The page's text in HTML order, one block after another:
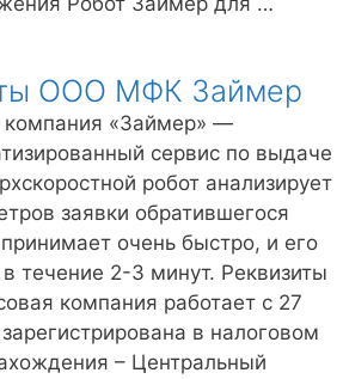
ООО МФК Займер
«Займер» —
сервис по выдаче
робот анализирует
заявки обратившегося
очень быстро, и его
течение 2-3 минут. Реквизиты
компания работает с 27
в налоговом
– Центральный